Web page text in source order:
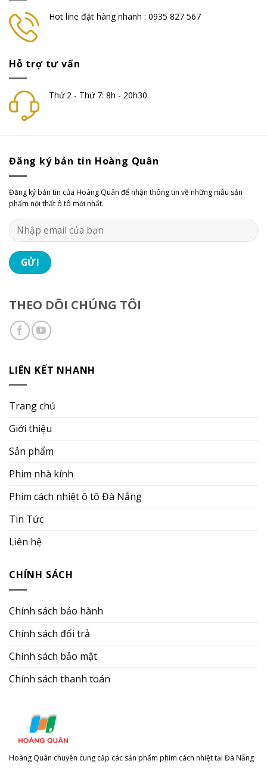
Hot line đặt hàng nhanh : 0935 827 567
Hỗ trợ tư vấn
Thứ 2 - Thứ 7: 8h - 20h30
Đăng ký bản tin Hoàng Quân
Đăng ký bản tin của Hoàng Quân để nhận thông tin về những mẫu sản
phẩm nội thất ô tô mới nhất.
THEO DÕI CHÚNG TÔI
LIÊN KẾT NHANH
Trang chủ
Giới thiệu
Sản phẩm
Phim nhà kính
Phim cách nhiệt ô tô Đà Nẵng
Tin Tức
Liên hệ
CHÍNH SÁCH
Chính sách bảo hành
Chính sách đổi trả
Chính sách bảo mật
Chính sách thanh toán
Hoàng Quân chuyên cung cấp các sản phẩm phim cách nhiệt tại Đà Nẵng